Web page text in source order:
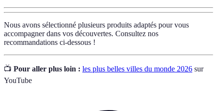
Nous avons sélectionné plusieurs produits adaptés pour vous
accompagner dans vos découvertes. Consultez nos
recommandations ci-dessous !
📺 Pour aller plus loin : les plus belles villes du monde 2026 sur
YouTube